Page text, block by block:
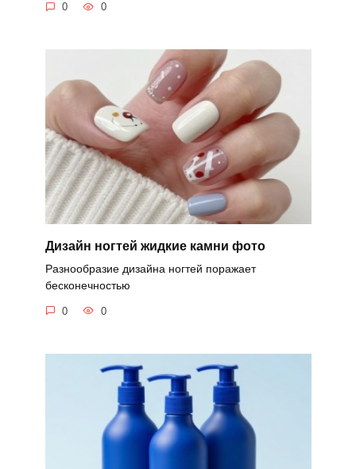
0 0
Дизайн ногтей жидкие камни фото
Разнообразие дизайна ногтей поражает
бесконечностью
0 0